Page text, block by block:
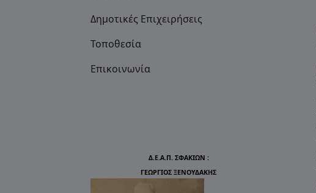
Δημοτικές Επιχειρήσεις
Τοποθεσία
Επικοινωνία
Δ.Ε.Α.Π. ΣΦΑΚΙΩΝ :
ΓΕΩΡΓΙΟΣ ΞΕΝΟΥΔΑΚΗΣ